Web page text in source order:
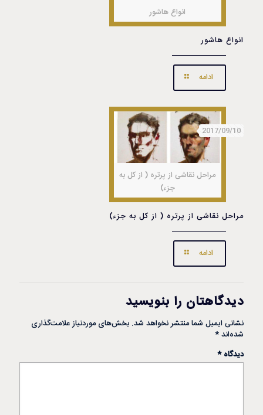
انواع هاشور
انواع هاشور
ادامه
مراحل نقاشی از پرتره ( از کل به
جزء)
2017/09/10
مراحل نقاشی از پرتره ( از کل به جزء)
ادامه
دیدگاهتان را بنویسید
نشانی ایمیل شما منتشر نخواهد شد. بخش‌های موردنیاز علامت‌گذاری
شده‌اند*
دیدگاه*